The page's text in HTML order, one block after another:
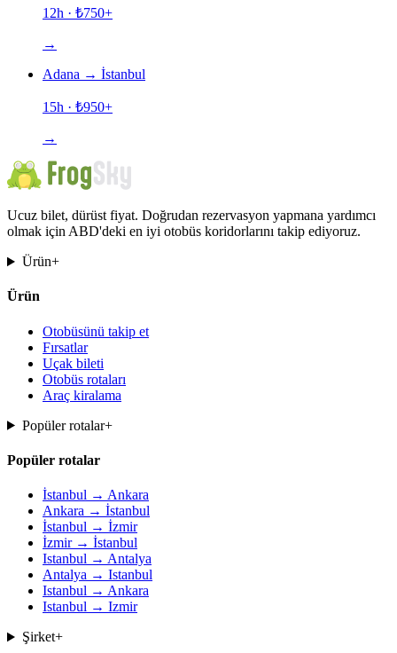
12h · ₺750+
→
Adana → İstanbul
15h · ₺950+
→
Ucuz bilet, dürüst fiyat. Doğrudan rezervasyon yapmana yardımcı
olmak için ABD'deki en iyi otobüs koridorlarını takip ediyoruz.
Ürün+
Ürün
Otobüsünü takip et
Fırsatlar
Uçak bileti
Otobüs rotaları
Araç kiralama
Popüler rotalar+
Popüler rotalar
İstanbul → Ankara
Ankara → İstanbul
İstanbul → İzmir
İzmir → İstanbul
Istanbul → Antalya
Antalya → Istanbul
Istanbul → Ankara
Istanbul → Izmir
Şirket+